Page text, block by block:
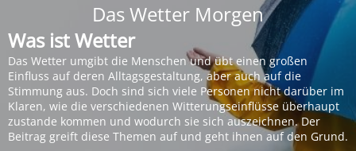
Das Wetter Morgen
Was ist Wetter
Das Wetter umgibt die Menschen und übt einen großen
Einfluss auf deren Alltagsgestaltung, aber auch auf die
Stimmung aus. Doch sind sich viele Personen nicht darüber im
Klaren, wie die verschiedenen Witterungseinflüsse überhaupt
zustande kommen und wodurch sie sich auszeichnen. Der
Beitrag greift diese Themen auf und geht ihnen auf den Grund.